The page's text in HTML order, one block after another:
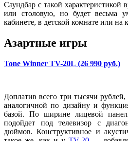
Саундбар с такой характеристикой
или столовую, но будет весьма
кабинете, в детской комнате или на
Азартные игры
Tone Winner TV-20L (26 990 руб.)
Доплатив всего три тысячи
аналогичной по дизайну и
базой. По ширине лицевой
подойдет под телевизор с
дюймов. Конструктивное и